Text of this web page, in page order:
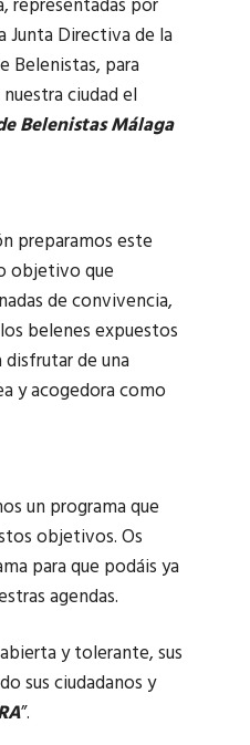
representadas por
Junta Directiva de la
Belenistas, para
ciudad el
Belenistas Málaga
preparamos este
objetivo que
de convivencia,
belenes expuestos
disfrutar de una
y acogedora como
un programa que
objetivos. Os
para que podáis ya
agendas.
y tolerante, sus
sus ciudadanos y
”.